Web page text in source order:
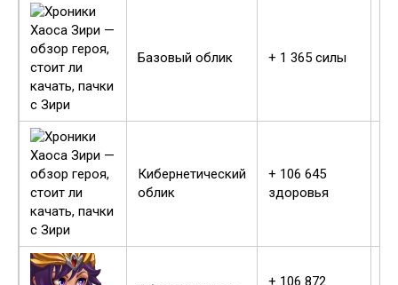
Базовый облик + 1 365 силы
Кибернетический
облик
+ 106 645
здоровья
+ 106 872